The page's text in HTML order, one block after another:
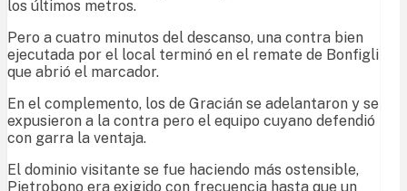
los últimos metros.
Pero a cuatro minutos del descanso, una contra bien
ejecutada por el local terminó en el remate de Bonfigli
que abrió el marcador.
En el complemento, los de Gracián se adelantaron y se
expusieron a la contra pero el equipo cuyano defendió
con garra la ventaja.
El dominio visitante se fue haciendo más ostensible,
Pietrobono era exigido con frecuencia hasta que un